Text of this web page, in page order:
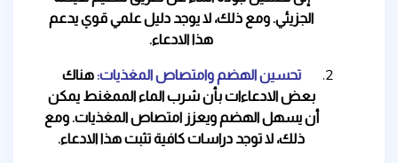
الجزيئي. ومع ذلك، لا يوجد دليل علمي قوي يدعم
هذا الادعاء.
تحسين الهضم وامتصاص المغذيات:هناك
بعض الادعاءات بأن شرب الماء الممغنط يمكن
أن يسهل الهضم ويعزز امتصاص المغذيات. ومع
ذلك، لا توجد دراسات كافية تثبت هذا الادعاء.